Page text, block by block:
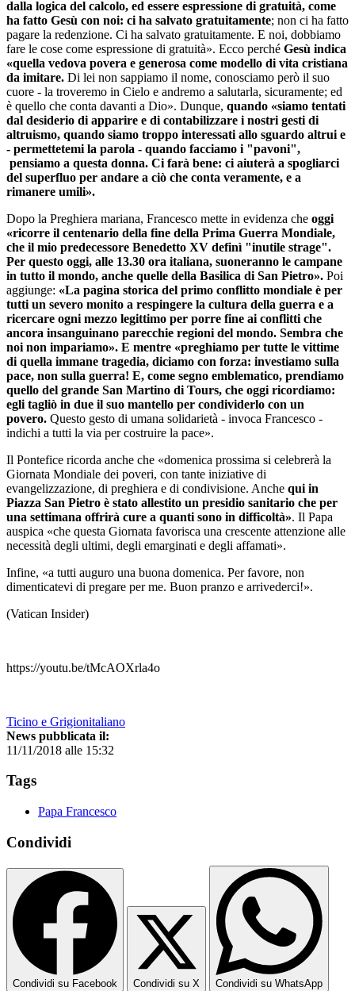
dalla logica del calcolo, ed essere espressione di gratuità, come
ha fatto Gesù con noi: ci ha salvato gratuitamente; non ci ha fatto
pagare la redenzione. Ci ha salvato gratuitamente. E noi, dobbiamo
fare le cose come espressione di gratuità». Ecco perché Gesù indica
«quella vedova povera e generosa come modello di vita cristiana
da imitare. Di lei non sappiamo il nome, conosciamo però il suo
cuore - la troveremo in Cielo e andremo a salutarla, sicuramente; ed
è quello che conta davanti a Dio». Dunque, quando «siamo tentati
dal desiderio di apparire e di contabilizzare i nostri gesti di
altruismo, quando siamo troppo interessati allo sguardo altrui e
- permettetemi la parola - quando facciamo i "pavoni",
pensiamo a questa donna. Ci farà bene: ci aiuterà a spogliarci
del superfluo per andare a ciò che conta veramente, e a
rimanere umili».
Dopo la Preghiera mariana, Francesco mette in evidenza che oggi
«ricorre il centenario della fine della Prima Guerra Mondiale,
che il mio predecessore Benedetto XV definì "inutile strage".
Per questo oggi, alle 13.30 ora italiana, suoneranno le campane
in tutto il mondo, anche quelle della Basilica di San Pietro». Poi
aggiunge: «La pagina storica del primo conflitto mondiale è per
tutti un severo monito a respingere la cultura della guerra e a
ricercare ogni mezzo legittimo per porre fine ai conflitti che
ancora insanguinano parecchie regioni del mondo. Sembra che
noi non impariamo». E mentre «preghiamo per tutte le vittime
di quella immane tragedia, diciamo con forza: investiamo sulla
pace, non sulla guerra! E, come segno emblematico, prendiamo
quello del grande San Martino di Tours, che oggi ricordiamo:
egli tagliò in due il suo mantello per condividerlo con un
povero. Questo gesto di umana solidarietà - invoca Francesco -
indichi a tutti la via per costruire la pace».
Il Pontefice ricorda anche che «domenica prossima si celebrerà la
Giornata Mondiale dei poveri, con tante iniziative di
evangelizzazione, di preghiera e di condivisione. Anche qui in
Piazza San Pietro è stato allestito un presidio sanitario che per
una settimana offrirà cure a quanti sono in difficoltà». Il Papa
auspica «che questa Giornata favorisca una crescente attenzione alle
necessità degli ultimi, degli emarginati e degli affamati».
Infine, «a tutti auguro una buona domenica. Per favore, non
dimenticatevi di pregare per me. Buon pranzo e arrivederci!».
(Vatican Insider)
https://youtu.be/tMcAOXrla4o
Ticino e Grigionitaliano
News pubblicata il:
11/11/2018 alle 15:32
Tags
Papa Francesco
Condividi
Condividi su Facebook Condividi su X Condividi su WhatsApp